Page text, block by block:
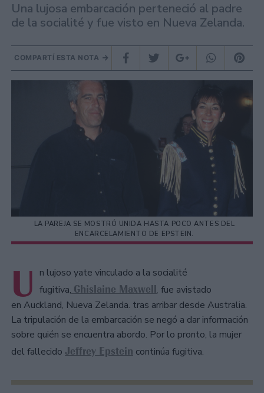
Una lujosa embarcación perteneció al padre
de la socialité y fue visto en Nueva Zelanda.
COMPARTÍ ESTA NOTA
LA PAREJA SE MOSTRÓ UNIDA HASTA POCO ANTES DEL
ENCARCELAMIENTO DE EPSTEIN.
U n lujoso yate vinculado a la socialité
fugitiva, Ghislaine Maxwell, fue avistado
en Auckland, Nueva Zelanda. tras arribar desde Australia.
La tripulación de la embarcación se negó a dar información
sobre quién se encuentra abordo. Por lo pronto, la mujer
del fallecido Jeffrey Epstein continúa fugitiva.